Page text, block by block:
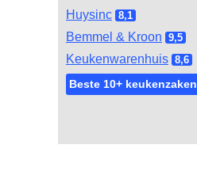
Huysinc 8,1
Bemmel & Kroon 9,5
Keukenwarenhuis 8,6
Beste 10+ keukenzaken